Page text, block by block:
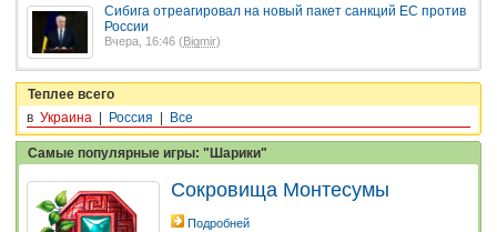
Сибига отреагировал на новый пакет санкций ЕС против
России
Вчера, 16:46 (Bigmir)
Теплее всего
в Украина | Россия | Все
Самые популярные игры: "Шарики"
Сокровища Монтесумы
Подробней